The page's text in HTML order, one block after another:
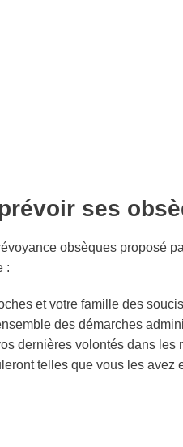
ses
obsèques proposé
:
et votre famille des
des démarches
dernières volontés dans les
telles que vous les avez